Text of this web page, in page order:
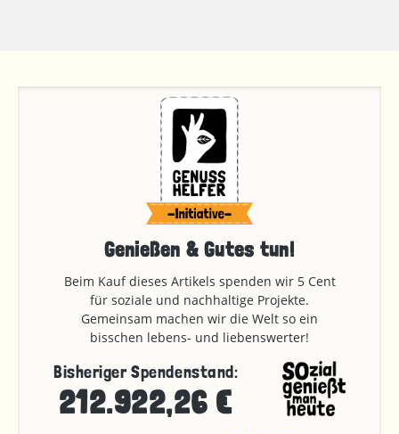
Genießen & Gutes tun!
Beim Kauf dieses Artikels spenden wir 5 Cent
für soziale und nachhaltige Projekte.
Gemeinsam machen wir die Welt so ein
bisschen lebens- und liebenswerter!
Bisheriger Spendenstand:
212.922,26 €